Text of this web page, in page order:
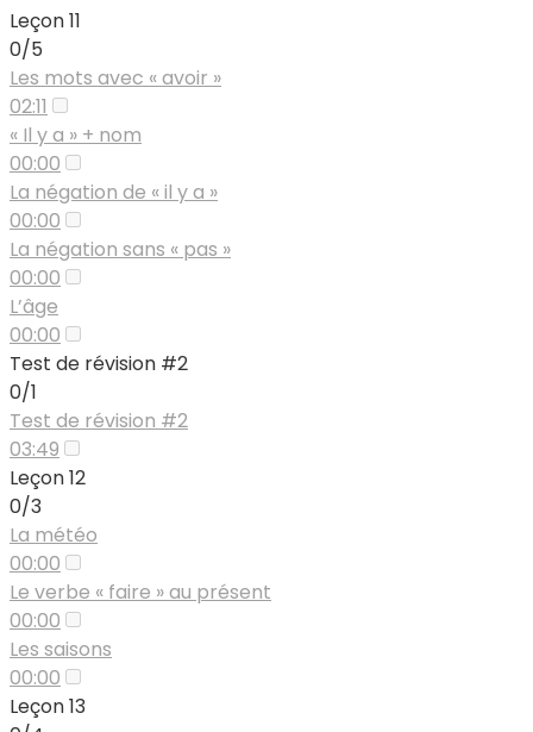
Leçon 11
0/5
Les mots avec « avoir »
02:11
« Il y a » + nom
00:00
La négation de « il y a »
00:00
La négation sans « pas »
00:00
L’âge
00:00
Test de révision #2
0/1
Test de révision #2
03:49
Leçon 12
0/3
La météo
00:00
Le verbe « faire » au présent
00:00
Les saisons
00:00
Leçon 13